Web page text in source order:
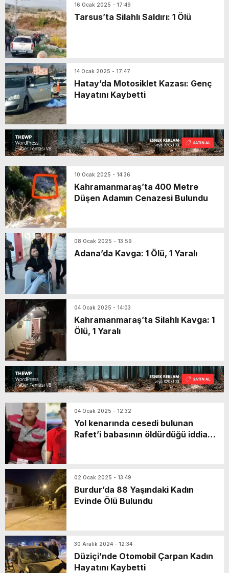
16 Ocak 2025 - 17:49
Tarsus’ta Silahlı Saldırı: 1 Ölü
14 Ocak 2025 - 17:47
Hatay’da Motosiklet Kazası: Genç
Hayatını Kaybetti
10 Ocak 2025 - 14:36
Kahramanmaraş’ta 400 Metre
Düşen Adamın Cenazesi Bulundu
08 Ocak 2025 - 13:59
Adana’da Kavga: 1 Ölü, 1 Yaralı
04 Ocak 2025 - 14:03
Kahramanmaraş’ta Silahlı Kavga: 1
Ölü, 1 Yaralı
04 Ocak 2025 - 12:32
Yol kenarında cesedi bulunan
Rafet’i babasının öldürdüğü iddia
02 Ocak 2025 - 13:49
Burdur’da 88 Yaşındaki Kadın
Evinde Ölü Bulundu
30 Aralık 2024 - 12:34
Düziçi’nde Otomobil Çarpan Kadın
Hayatını Kaybetti